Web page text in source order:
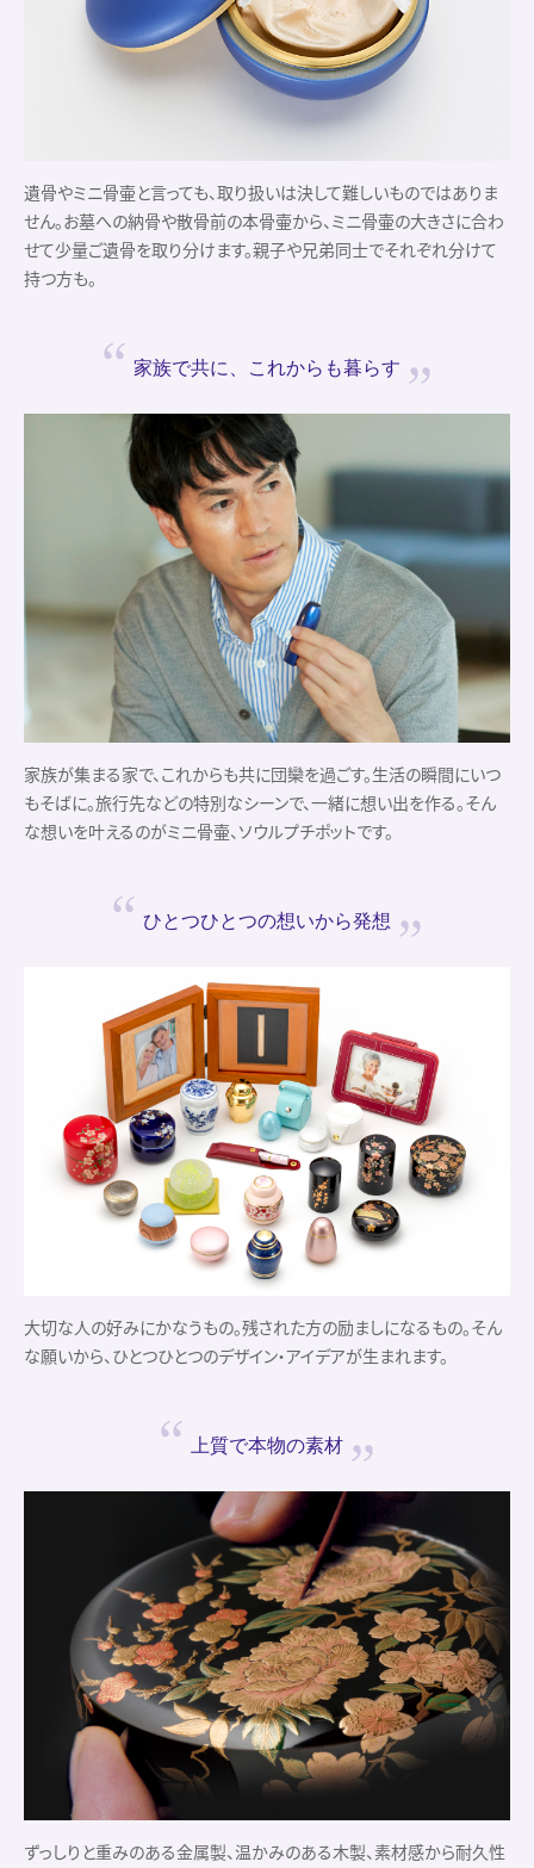
遺骨やミニ骨壷と言っても、取り扱いは決して難しいものではありま
せん。お墓への納骨や散骨前の本骨壷から、ミニ骨壷の大きさに合わ
せて少量ご遺骨を取り分けます。親子や兄弟同士でそれぞれ分けて
持つ方も。
家族で共に、 これからも暮らす
家族が集まる家で、これからも共に団欒を過ごす。生活の瞬間にいつ
もそばに。旅行先などの特別なシーンで、一緒に想い出を作る。そん
な想いを叶えるのがミニ骨壷、ソウルプチポットです。
ひとつひとつの想いから発想
大切な人の好みにかなうもの。残された方の励ましになるもの。そん
な願いから、ひとつひとつのデザイン・アイデアが生まれます。
上質で本物の素材
ずっしりと重みのある金属製、温かみのある木製、素材感から耐久性